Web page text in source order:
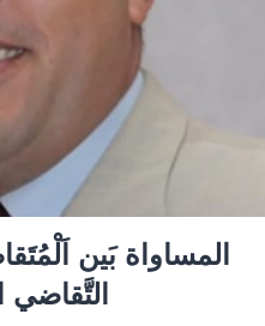
المساواة بَين
التَّقاضي